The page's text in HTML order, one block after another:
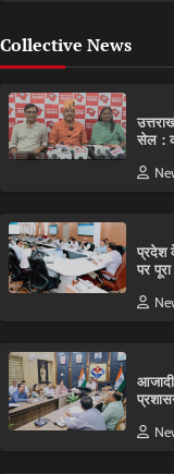
Collective News
सेल :
प्रदेश
पर